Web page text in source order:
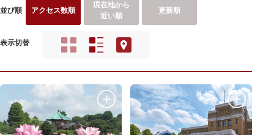
並び順 アクセス数順
現在地から
近い順
更新順
表示切替